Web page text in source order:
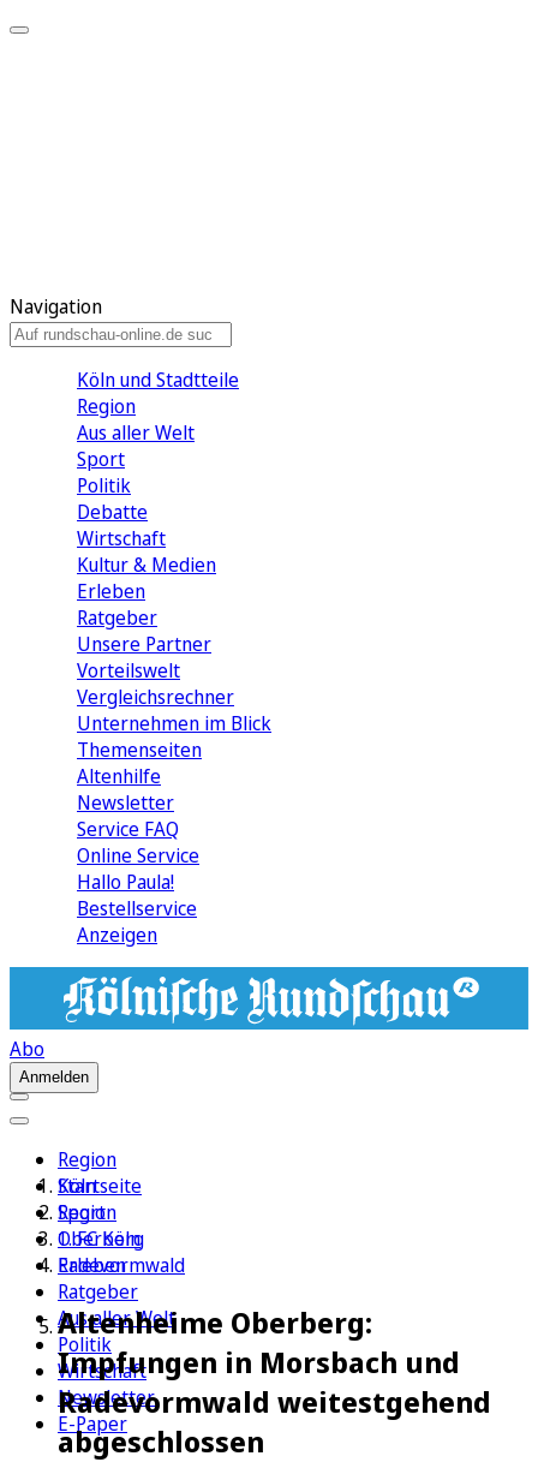
Navigation
Köln und Stadtteile
Region
Aus aller Welt
Sport
Politik
Debatte
Wirtschaft
Kultur & Medien
Erleben
Ratgeber
Unsere Partner
Vorteilswelt
Vergleichsrechner
Unternehmen im Blick
Themenseiten
Altenhilfe
Newsletter
Service FAQ
Online Service
Hallo Paula!
Bestellservice
Anzeigen
Abo
Anmelden
Region
Köln
Sport
1. FC Köln
Erleben
Ratgeber
Aus aller Welt
Politik
Wirtschaft
Newsletter
E-Paper
Startseite
Region
Oberberg
Radevormwald
Altenheime Oberberg:
Impfungen in Morsbach und
Radevormwald weitestgehend
abgeschlossen